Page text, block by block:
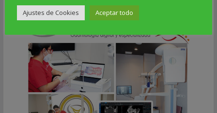
Ajustes de Cookies Aceptar todo